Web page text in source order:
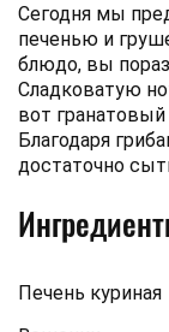
Сегодня мы
печенью и
блюдо, вы
Сладковатую
вот гранатовый
Благодаря
достаточно
Печень куриная